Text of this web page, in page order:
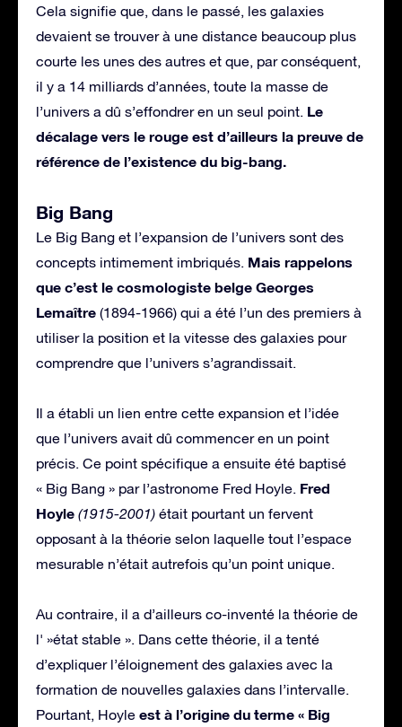
Cela signifie que, dans le passé, les galaxies
devaient se trouver à une distance beaucoup plus
courte les unes des autres et que, par conséquent,
il y a 14 milliards d’années, toute la masse de
l’univers a dû s’effondrer en un seul point. Le
décalage vers le rouge est d’ailleurs la preuve de
référence de l’existence du big-bang.
Big Bang
Le Big Bang et l’expansion de l’univers sont des
concepts intimement imbriqués. Mais rappelons
que c’est le cosmologiste belge Georges
Lemaître (1894-1966) qui a été l’un des premiers à
utiliser la position et la vitesse des galaxies pour
comprendre que l’univers s’agrandissait.
Il a établi un lien entre cette expansion et l’idée
que l’univers avait dû commencer en un point
précis. Ce point spécifique a ensuite été baptisé
« Big Bang » par l’astronome Fred Hoyle. Fred
Hoyle (1915-2001) était pourtant un fervent
opposant à la théorie selon laquelle tout l’espace
mesurable n’était autrefois qu’un point unique.
Au contraire, il a d’ailleurs co-inventé la théorie de
l' »état stable ». Dans cette théorie, il a tenté
d’expliquer l’éloignement des galaxies avec la
formation de nouvelles galaxies dans l’intervalle.
Pourtant, Hoyle est à l’origine du terme « Big